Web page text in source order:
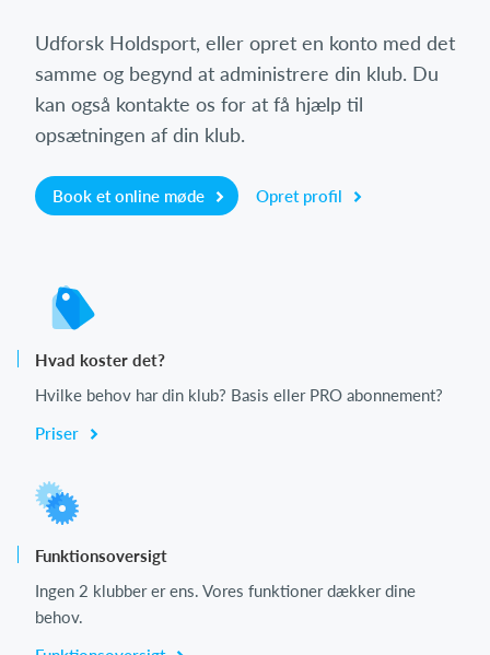
Udforsk Holdsport, eller opret en konto med det
samme og begynd at administrere din klub. Du
kan også kontakte os for at få hjælp til
opsætningen af din klub.
Book et online møde Opret profil
Hvad koster det?
Hvilke behov har din klub? Basis eller PRO abonnement?
Priser
Funktionsoversigt
Ingen 2 klubber er ens. Vores funktioner dækker dine
behov.